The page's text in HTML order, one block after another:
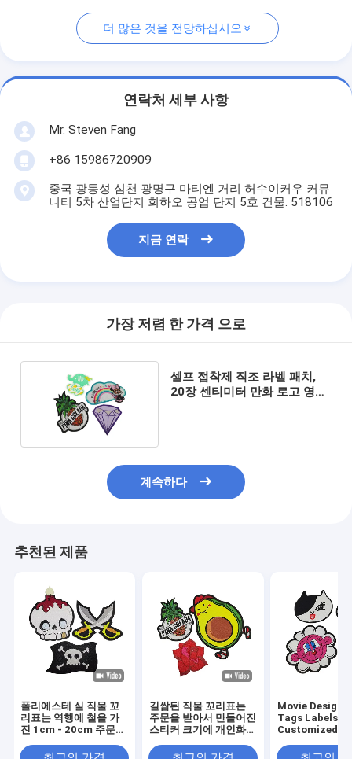
더 많은 것을 전망하십시오
연락처 세부 사항
Mr. Steven Fang
+86 15986720909
중국 광동성 심천 광명구 마티엔 거리 허수이커우 커뮤
니티 5차 산업단지 회하오 공업 단지 5호 건물. 518106
지금 연락
가장 저렴 한 가격 으로
셀프 접착제 직조 라벨 패치,
20장 센티미터 만화 로고 영화
계속하다
추천된 제품
폴리에스테 실 직물 꼬
리표는 역행에 철을 가
진 1cm - 20cm 주문
다
길쌈된 직물 꼬리표는
주문을 받아서 만들어진
스티커 크기에 개인화된
Movie Design
Tags Labels
Customized